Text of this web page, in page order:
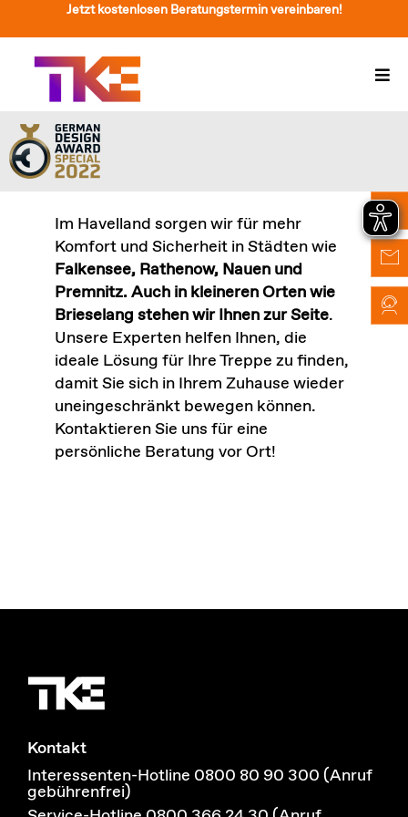
Inhalt
springen
Jetzt kostenlosen Beratungstermin vereinbaren!
Treppenlift
Preise
Service
Treppenliftberatung
Über Uns & Kontakt
Suche
nach:
Im Havelland sorgen wir für mehr
Komfort und Sicherheit in Städten wie
Falkensee, Rathenow, Nauen und
Premnitz. Auch in kleineren Orten wie
Brieselang stehen wir Ihnen zur Seite.
Unsere Experten helfen Ihnen, die
ideale Lösung für Ihre Treppe zu finden,
damit Sie sich in Ihrem Zuhause wieder
uneingeschränkt bewegen können.
Kontaktieren Sie uns für eine
persönliche Beratung vor Ort!
Kontakt
Interessenten-Hotline 0800 80 90 300 (Anruf
gebührenfrei)